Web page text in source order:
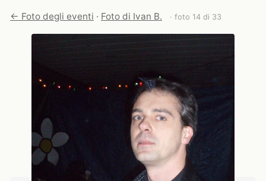
← Foto degli eventi · Foto di Ivan B. · foto 14 di 33